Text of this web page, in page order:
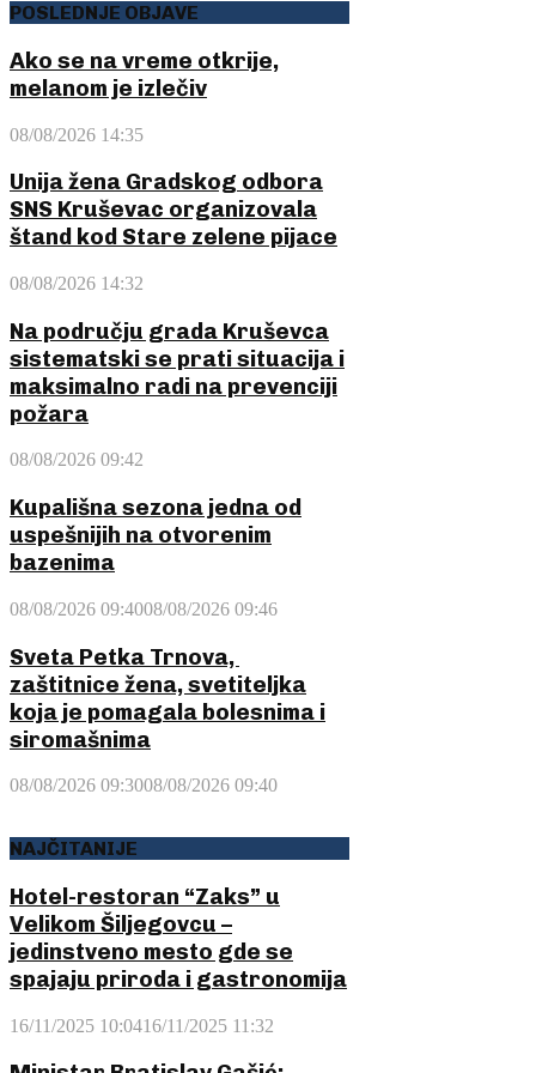
POSLEDNJE OBJAVE
Ako se na vreme otkrije,
melanom je izlečiv
08/08/2026 14:35
Unija žena Gradskog odbora
SNS Kruševac organizovala
štand kod Stare zelene pijace
08/08/2026 14:32
Na području grada Kruševca
sistematski se prati situacija i
maksimalno radi na prevenciji
požara
08/08/2026 09:42
Kupališna sezona jedna od
uspešnijih na otvorenim
bazenima
08/08/2026 09:4008/08/2026 09:46
Sveta Petka Trnova,
zaštitnice žena, svetiteljka
koja je pomagala bolesnima i
siromašnima
08/08/2026 09:3008/08/2026 09:40
NAJČITANIJE
Hotel-restoran “Zaks” u
Velikom Šiljegovcu –
jedinstveno mesto gde se
spajaju priroda i gastronomija
16/11/2025 10:0416/11/2025 11:32